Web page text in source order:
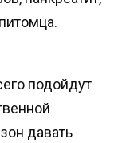
подойдут
давать